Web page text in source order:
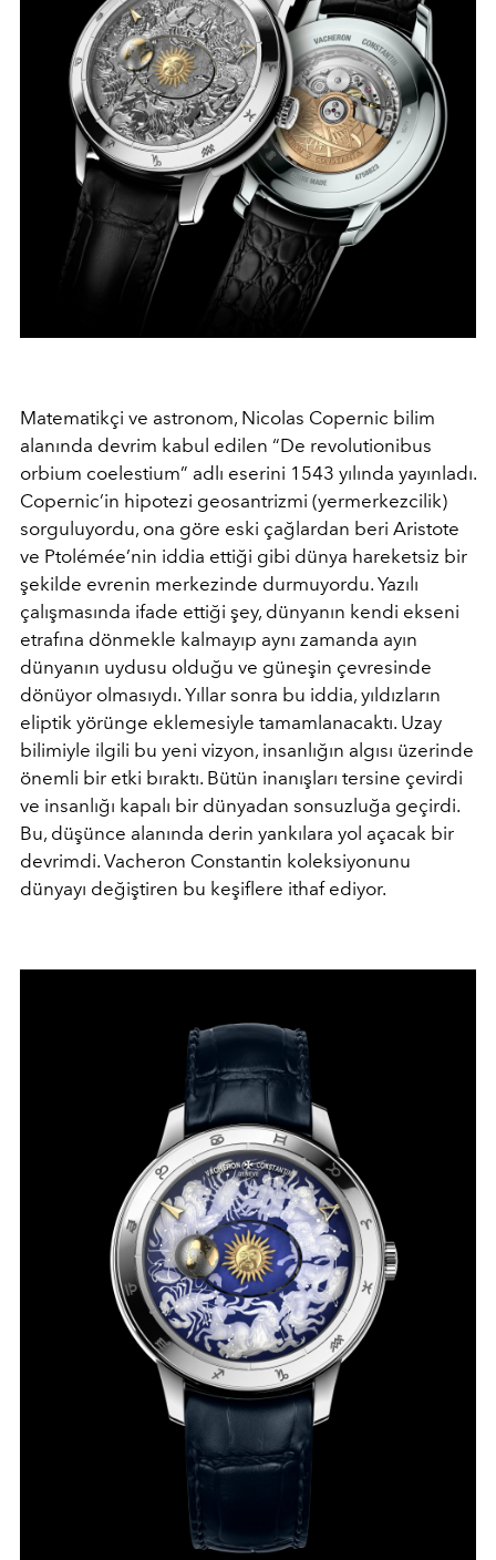
Matematikçi ve astronom, Nicolas Copernic bilim
alanında devrim kabul edilen “De revolutionibus
orbium coelestium” adlı eserini 1543 yılında yayınladı.
Copernic’in hipotezi geosantrizmi (yermerkezcilik)
sorguluyordu, ona göre eski çağlardan beri Aristote
ve Ptolémée’nin iddia ettiği gibi dünya hareketsiz bir
şekilde evrenin merkezinde durmuyordu. Yazılı
çalışmasında ifade ettiği şey, dünyanın kendi ekseni
etrafına dönmekle kalmayıp aynı zamanda ayın
dünyanın uydusu olduğu ve güneşin çevresinde
dönüyor olmasıydı. Yıllar sonra bu iddia, yıldızların
eliptik yörünge eklemesiyle tamamlanacaktı. Uzay
bilimiyle ilgili bu yeni vizyon, insanlığın algısı üzerinde
önemli bir etki bıraktı. Bütün inanışları tersine çevirdi
ve insanlığı kapalı bir dünyadan sonsuzluğa geçirdi.
Bu, düşünce alanında derin yankılara yol açacak bir
devrimdi. Vacheron Constantin koleksiyonunu
dünyayı değiştiren bu keşiflere ithaf ediyor.